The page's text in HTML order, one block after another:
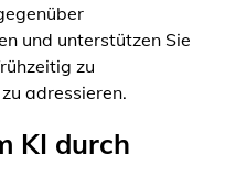
und unterstützen Sie
zu
adressieren.
KI durch